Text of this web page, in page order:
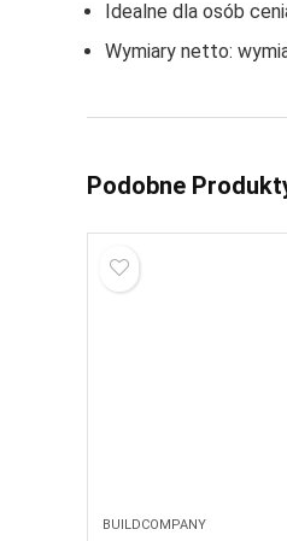
Idealne dla osób
Wymiary netto:
Podobne
BUILDCOMPANY